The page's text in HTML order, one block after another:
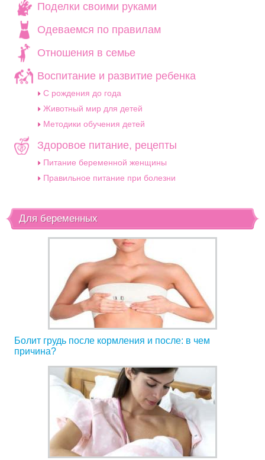
Поделки своими руками
Одеваемся по правилам
Отношения в семье
Воспитание и развитие ребенка
C рождения до года
Животный мир для детей
Методики обучения детей
Здоровое питание, рецепты
Питание беременной женщины
Правильное питание при болезни
Для беременных
Болит грудь после кормления и после: в чем
причина?